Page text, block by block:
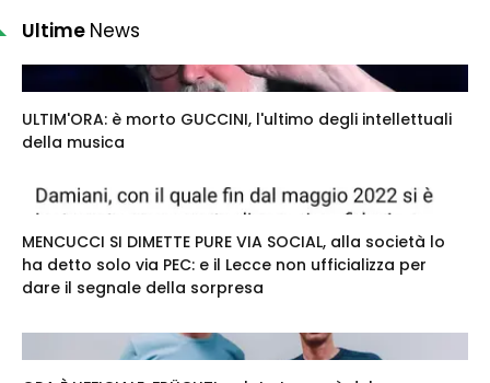
Ultime News
ULTIM'ORA: è morto GUCCINI, l'ultimo degli intellettuali
della musica
MENCUCCI SI DIMETTE PURE VIA SOCIAL, alla società lo
ha detto solo via PEC: e il Lecce non ufficializza per
dare il segnale della sorpresa